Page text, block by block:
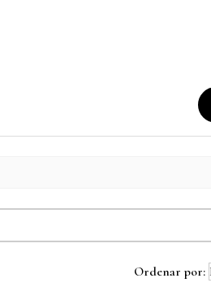
Ordenar por: